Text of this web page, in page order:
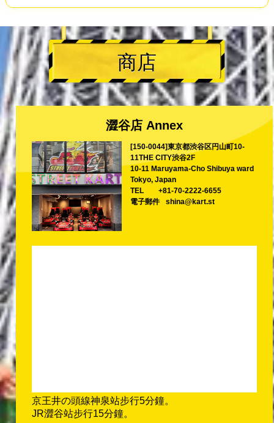
商店
澀谷店 Annex
[150-0044]東京都渋谷区円山町10-
11THE CITY渋谷2F
10-11 Maruyama-Cho Shibuya ward
Tokyo, Japan
TEL
+81-70-2222-6655
電子郵件
shina@kart.st
京王井の頭線神泉站步行5分鐘。
JR澀谷站步行15分鐘。